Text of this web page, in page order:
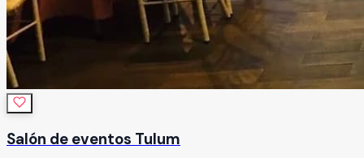
Salón de eventos Tulum